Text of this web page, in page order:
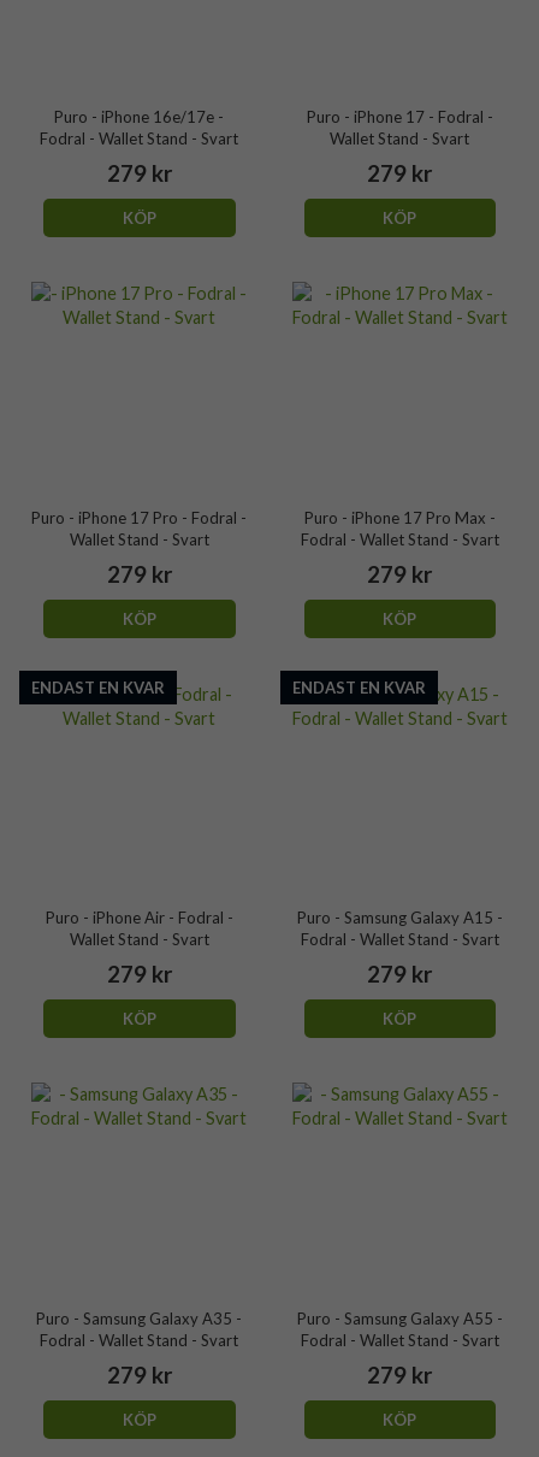
Puro - iPhone 16e/17e -
Fodral - Wallet Stand - Svart
279 kr
KÖP
Puro - iPhone 17 - Fodral -
Wallet Stand - Svart
279 kr
KÖP
Puro - iPhone 17 Pro - Fodral -
Wallet Stand - Svart
279 kr
KÖP
Puro - iPhone 17 Pro Max -
Fodral - Wallet Stand - Svart
279 kr
KÖP
ENDAST EN KVAR
Puro - iPhone Air - Fodral -
Wallet Stand - Svart
279 kr
KÖP
ENDAST EN KVAR
Puro - Samsung Galaxy A15 -
Fodral - Wallet Stand - Svart
279 kr
KÖP
Puro - Samsung Galaxy A35 -
Fodral - Wallet Stand - Svart
279 kr
KÖP
Puro - Samsung Galaxy A55 -
Fodral - Wallet Stand - Svart
279 kr
KÖP